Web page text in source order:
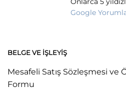
Google
BELGE VE İŞLEYIŞ
Mesafeli Satış Sözleşmesi ve
Formu